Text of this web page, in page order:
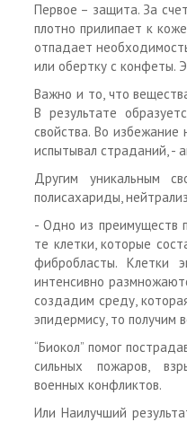
Первое – защита. За
плотно прилипает к
отпадает
или обертку с конфеты.
Важно и то, что
В результате
свойства. Во избежание
испытывал страданий, -
Другим уникальным
полисахариды,
- Одно из преимуществ
те клетки, которые
фибробласты. Клетки
интенсивно
создадим среду,
эпидермису, то получим
“Биокол” помог
сильных пожаров,
военных конфликтов.
Или Наилучший